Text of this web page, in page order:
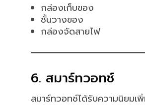
กล่องเก็บของ
ชั้นวางของ
กล่องจัดสายไฟ
6. สมาร์ทวอทช์
สมาร์ทวอทช์ได้รับความนิยมเ